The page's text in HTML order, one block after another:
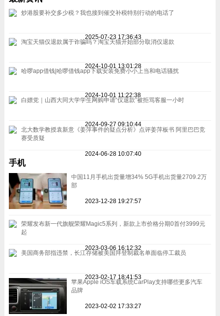
炒港股要补交多少税？我也接到催交补税特别行动的电话了
2025-07-23 17:36:43
淘宝天猫仅退款属于诈骗吗？淘宝天猫开始部分取消仅退款
2024-10-01 13:01:28
哈啰app借钱|哈啰借钱app下载安装免费小小上当和电话骚扰
2024-10-01 11:22:38
白嫖党｜山西大同大学学生网购申请“仅退款”被拒骂客服一小时
2024-09-27 09:10:44
北大数学教授袁新意《姜萍事件的疑点分析》点评姜萍板书 阿里巴巴竞
赛受质疑
2024-06-28 10:07:40
手机
中国11月手机出货量增34% 5G手机出货量2709.2万
部
2023-12-28 19:27:57
荣耀发布新一代旗舰荣耀Magic5系列，新款上市价格分期0首付3999元
起
2023-03-06 16:12:32
美国商务部指违禁，长江存储被美国拜登制裁名单面临停工裁员
2023-02-17 18:41:53
苹果Apple iOS车载系统CarPlay支持哪些更多汽车
品牌
2023-02-02 17:33:27